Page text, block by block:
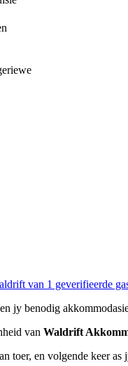
van 1 geverifieerde
en jy benodig
van Waldrift
toer, en volgende keer